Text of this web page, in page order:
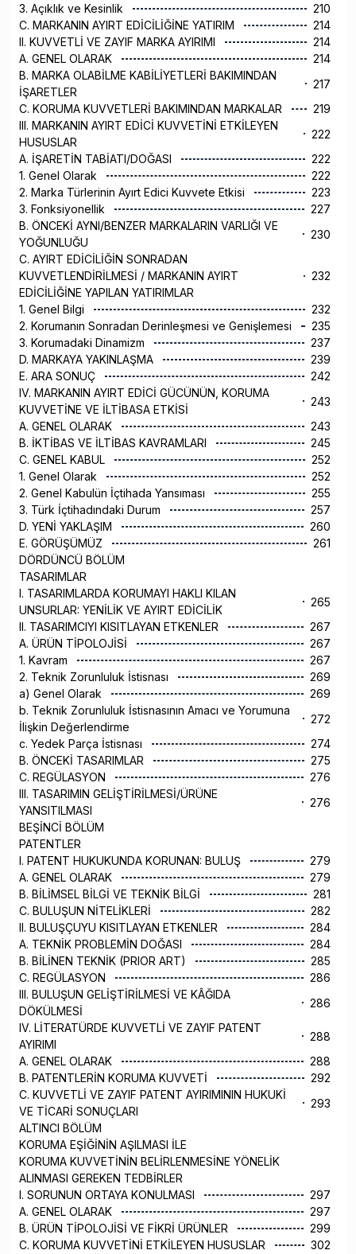
3. Açıklık ve Kesinlik
210
C. MARKANIN AYIRT EDİCİLİĞİNE YATIRIM
214
II. KUVVETLİ VE ZAYIF MARKA AYIRIMI
214
A. GENEL OLARAK
214
B. MARKA OLABİLME KABİLİYETLERİ BAKIMINDAN
İŞARETLER
217
C. KORUMA KUVVETLERİ BAKIMINDAN MARKALAR
219
III. MARKANIN AYIRT EDİCİ KUVVETİNİ ETKİLEYEN
HUSUSLAR
222
A. İŞARETİN TABİATI/DOĞASI
222
1. Genel Olarak
222
2. Marka Türlerinin Ayırt Edici Kuvvete Etkisi
223
3. Fonksiyonellik
227
B. ÖNCEKİ AYNI/BENZER MARKALARIN VARLIĞI VE
YOĞUNLUĞU
230
C. AYIRT EDİCİLİĞİN SONRADAN
KUVVETLENDİRİLMESİ / MARKANIN AYIRT
EDİCİLİĞİNE YAPILAN YATIRIMLAR
232
1. Genel Bilgi
232
2. Korumanın Sonradan Derinleşmesi ve Genişlemesi
235
3. Korumadaki Dinamizm
237
D. MARKAYA YAKINLAŞMA
239
E. ARA SONUÇ
242
IV. MARKANIN AYIRT EDİCİ GÜCÜNÜN, KORUMA
KUVVETİNE VE İLTİBASA ETKİSİ
243
A. GENEL OLARAK
243
B. İKTİBAS VE İLTİBAS KAVRAMLARI
245
C. GENEL KABUL
252
1. Genel Olarak
252
2. Genel Kabulün İçtihada Yansıması
255
3. Türk İçtihadındaki Durum
257
D. YENİ YAKLAŞIM
260
E. GÖRÜŞÜMÜZ
261
DÖRDÜNCÜ BÖLÜM
TASARIMLAR
I. TASARIMLARDA KORUMAYI HAKLI KILAN
UNSURLAR: YENİLİK VE AYIRT EDİCİLİK
265
II. TASARIMCIYI KISITLAYAN ETKENLER
267
A. ÜRÜN TİPOLOJİSİ
267
1. Kavram
267
2. Teknik Zorunluluk İstisnası
269
a) Genel Olarak
269
b. Teknik Zorunluluk İstisnasının Amacı ve Yorumuna
İlişkin Değerlendirme
272
c. Yedek Parça İstisnası
274
B. ÖNCEKİ TASARIMLAR
275
C. REGÜLASYON
276
III. TASARIMIN GELİŞTİRİLMESİ/ÜRÜNE
YANSITILMASI
276
BEŞİNCİ BÖLÜM
PATENTLER
I. PATENT HUKUKUNDA KORUNAN: BULUŞ
279
A. GENEL OLARAK
279
B. BİLİMSEL BİLGİ VE TEKNİK BİLGİ
281
C. BULUŞUN NİTELİKLERİ
282
II. BULUŞÇUYU KISITLAYAN ETKENLER
284
A. TEKNİK PROBLEMİN DOĞASI
284
B. BİLİNEN TEKNİK (PRIOR ART)
285
C. REGÜLASYON
286
III. BULUŞUN GELİŞTİRİLMESİ VE KÂĞIDA
DÖKÜLMESİ
286
IV. LİTERATÜRDE KUVVETLİ VE ZAYIF PATENT
AYIRIMI
288
A. GENEL OLARAK
288
B. PATENTLERİN KORUMA KUVVETİ
292
C. KUVVETLİ VE ZAYIF PATENT AYIRIMININ HUKUKİ
VE TİCARİ SONUÇLARI
293
ALTINCI BÖLÜM
KORUMA EŞİĞİNİN AŞILMASI İLE
KORUMA KUVVETİNİN BELİRLENMESİNE YÖNELİK
ALINMASI GEREKEN TEDBİRLER
I. SORUNUN ORTAYA KONULMASI
297
A. GENEL OLARAK
297
B. ÜRÜN TİPOLOJİSİ VE FİKRİ ÜRÜNLER
299
C. KORUMA KUVVETİNİ ETKİLEYEN HUSUSLAR
302